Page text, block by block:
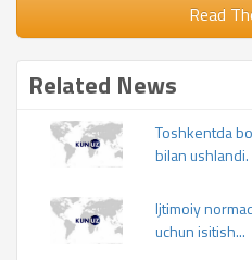
Read
Related News
Toshkentda
bilan ushlandi.
Ijtimoiy
uchun isitish...